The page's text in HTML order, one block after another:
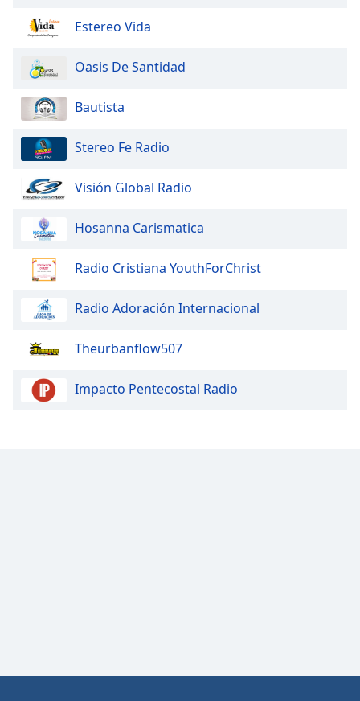
dialog
window.
Escape
cancel
window.
Text
Opacity
Color
Opacity
Estereo Vida
Oasis De Santidad
Bautista
Stereo Fe Radio
Visión Global Radio
Hosanna Carismatica
Radio Cristiana YouthForChrist
Radio Adoración Internacional
Theurbanflow507
Impacto Pentecostal Radio